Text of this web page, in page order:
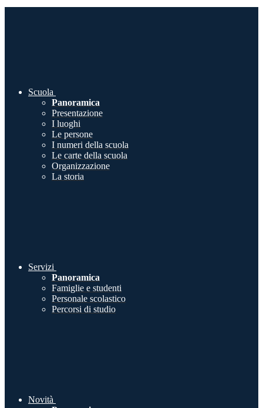
Scuola
Panoramica
Presentazione
I luoghi
Le persone
I numeri della scuola
Le carte della scuola
Organizzazione
La storia
Servizi
Panoramica
Famiglie e studenti
Personale scolastico
Percorsi di studio
Novità